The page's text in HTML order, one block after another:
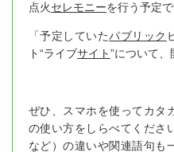
点火セレモニーを行う予定で
「予定していたパブリック
ト“ライブサイト”について、
ぜひ、スマホを使ってカタ
の使い方をしらべてくださ
など）の違いや関連語句も